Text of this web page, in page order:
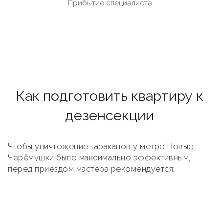
Прибытие специалиста
Как подготовить квартиру к
дезенсекции
Чтобы уничтожение тараканов у метро Новые
Черёмушки было максимально эффективным,
перед приездом мастера рекомендуется: